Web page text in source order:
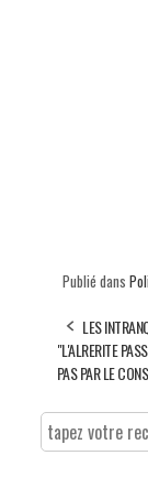
Publié dans
LES
"L'ALRERITE
PAS PAR LE